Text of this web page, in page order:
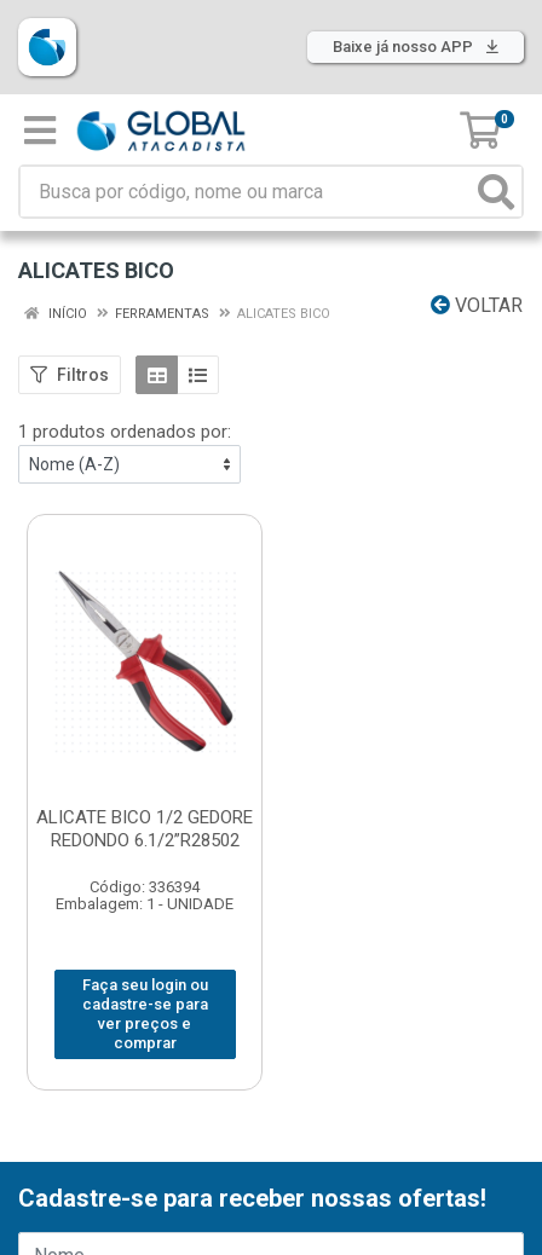
Baixe já nosso APP
0
ALICATES BICO
VOLTAR
INÍCIO FERRAMENTAS ALICATES BICO
Filtros
1 produtos ordenados por:
ALICATE BICO 1/2 GEDORE
REDONDO 6.1/2”R28502
Código: 336394
Embalagem: 1 - UNIDADE
Faça seu login ou
cadastre-se para
ver preços e
comprar
Cadastre-se para receber nossas ofertas!